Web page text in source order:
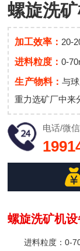
螺旋洗
加工效率： 20-
进料粒度：0-
生产物料： 与
重力选矿厂中来
电话/微信
螺旋洗矿机
进料粒度：0-